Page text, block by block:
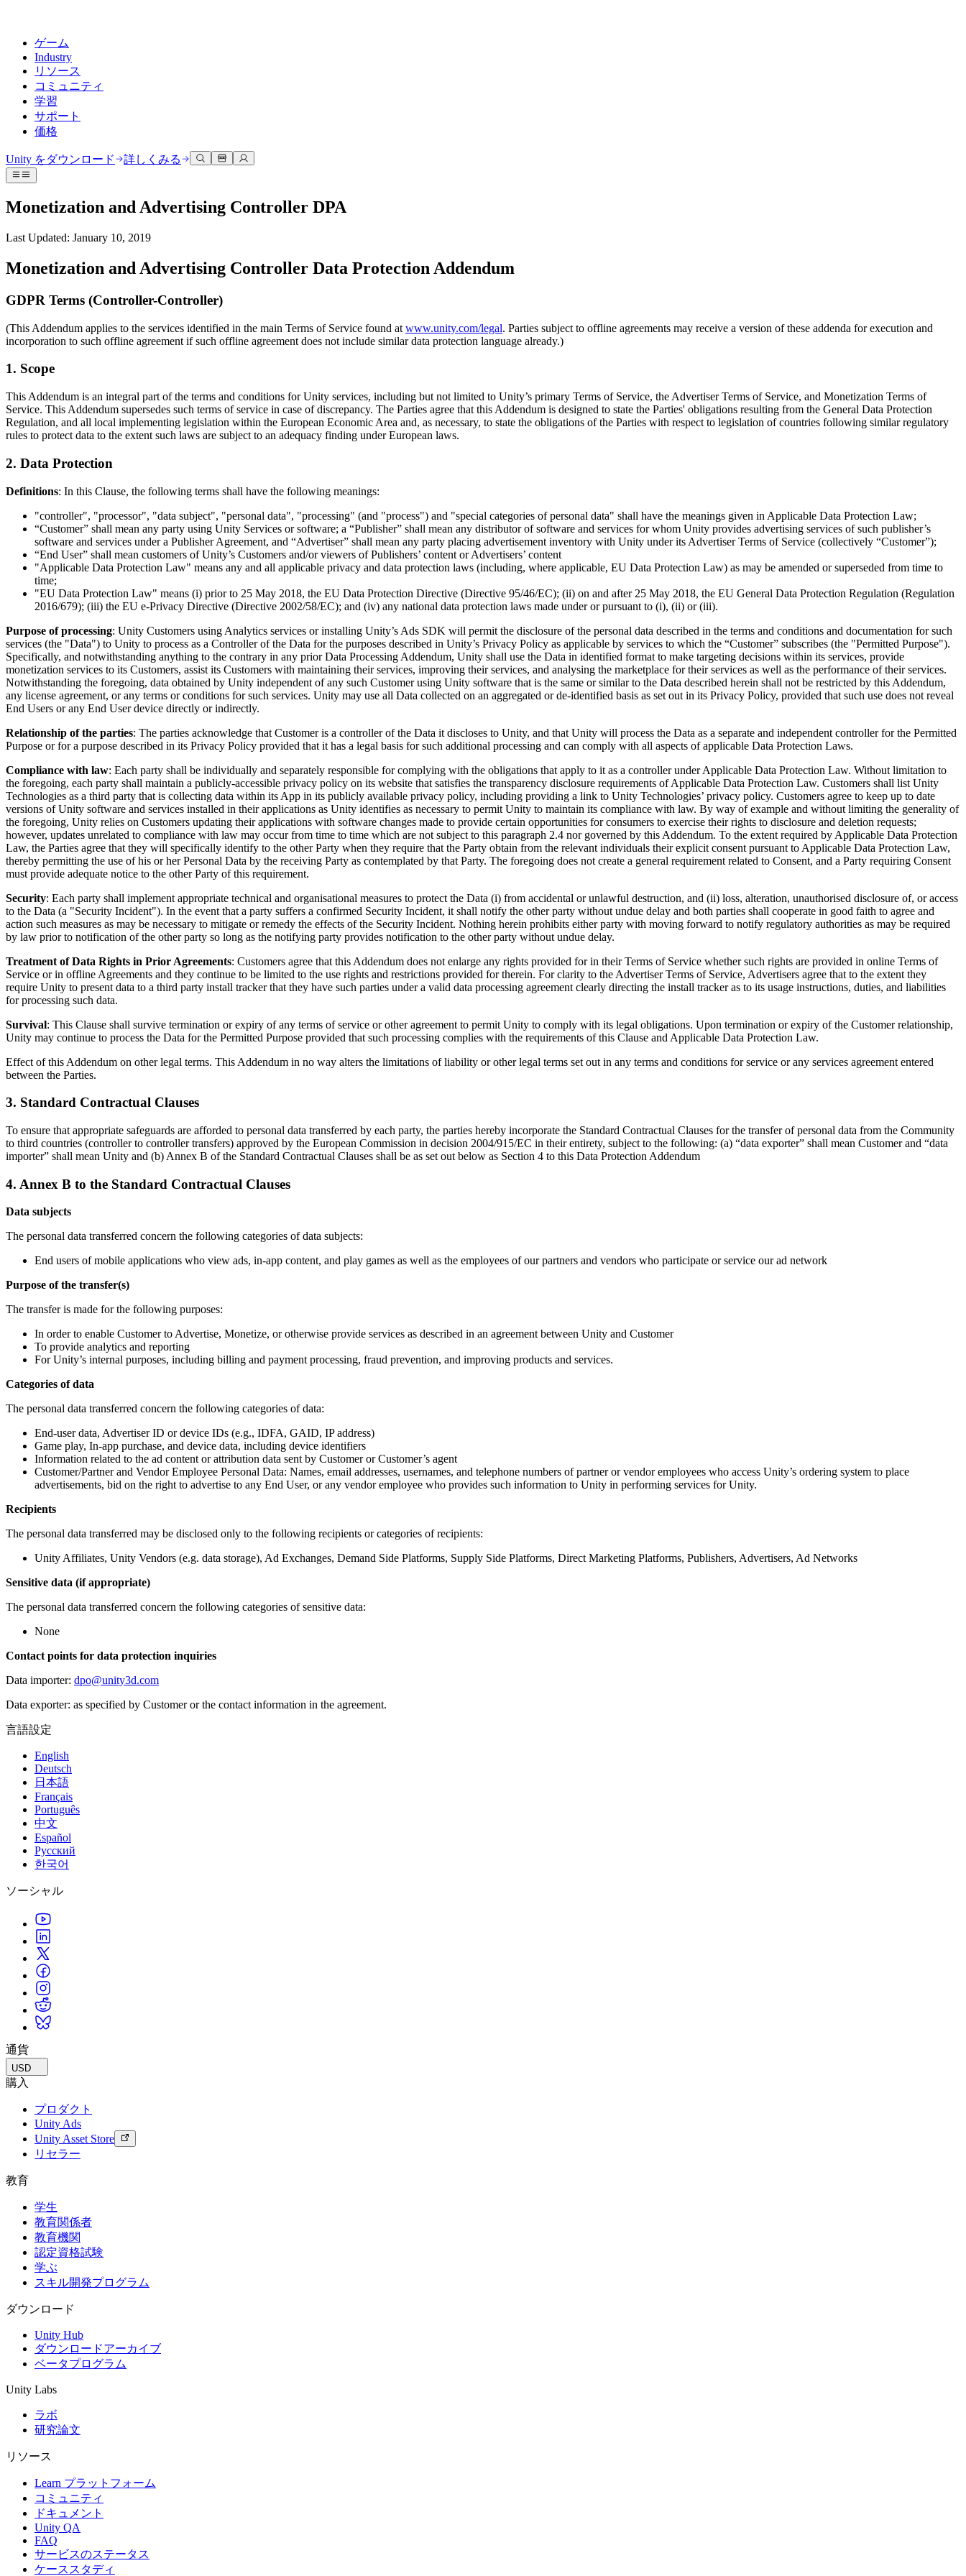
ゲーム
Industry
リソース
コミュニティ
学習
サポート
価格
Unityエンジン
任意のプラットフォーム向けに2Dおよび3Dゲームを構築
チームでの共同作業と迅速なイテレーション
Unity をダウンロード
プランと価格
デプロイ
マルチプラットフォーム
ローンチ後のインサイトとライブゲームオペレーション
成長
発見され、モバイルユーザーを獲得する
アプリ内課金
ストアとD2C全体でIAPを管理
収益化
プレイヤーを適切なゲームに接続する
Unity で宣伝
Unity で収益化
活用事例
Unity でモバイル向けヒット作を制作して成長させる
インディーゲーム
少人数のチームで大規模なゲームを開発する
XR ゲーム
XR ゲームを複数プラットフォーム向けにローンチする
マルチプレイヤーゲーム
マルチプレイヤーゲーム制作を簡素化
3Dコラボレーション
リアルタイムで3Dプロジェクトを構築およびレビューする
没入型環境でのトレーニング
顧客体験
インタラクティブな3D体験を作成する
業界
製造業
店内体験をオンライン体験に変換する
自動車
すべての業界を見る
ドキュメント
公式ユーザーマニュアルとAPIリファレンス
開発者ツール
今後の機能をレビューする
用語集
インサイト
ケーススタディ
実際の成功事例
専門家のヒントとコツ
デモ
デモ、サンプル、ビルディングブロック
すべてのリソース
新機能
ブログ
更新情報、情報、技術的ヒント
ニュース、ストーリー、プレスセンター
ディスカッション
議論、問題解決、つながる
イベント
コミュニティストーリー
Made with Unity
ライブストリーム
開発者、クリエイター、インサイダーに参加する
Unity Awards
世界中のUnityクリエイターを祝う
Unity Learn
Unityトレーナーでチームをレベルアップ
学習を開始しましょう
Unityエッセンシャルパスウェイ
実用的なヒントとベストプラクティス
教育
キャリアをスタートさせる
教育者向け
教育を大幅に強化
教育機関向けライセンス
Unityの力をあなたの機関に持ち込む
認定教材
Unityのマスタリーを証明する
ヘルプを得る
Unityで成功するためのサポート
専門的なサポートで目標を早く達成する
FAQ
私たちのチームに連絡する
Unity をダウンロード 詳しくみる
Monetization and Advertising Controller DPA
Last Updated: January 10, 2019
Monetization and Advertising Controller Data Protection Addendum
GDPR Terms (Controller-Controller)
(This Addendum applies to the services identified in the main Terms of Service found at www.unity.com/legal. Parties subject to offline agreements may receive a version of these addenda for execution and
incorporation to such offline agreement if such offline agreement does not include similar data protection language already.)
1. Scope
This Addendum is an integral part of the terms and conditions for Unity services, including but not limited to Unity’s primary Terms of Service, the Advertiser Terms of Service, and Monetization Terms of
Service. This Addendum supersedes such terms of service in case of discrepancy. The Parties agree that this Addendum is designed to state the Parties' obligations resulting from the General Data Protection
Regulation, and all local implementing legislation within the European Economic Area and, as necessary, to state the obligations of the Parties with respect to legislation of countries following similar regulatory
rules to protect data to the extent such laws are subject to an adequacy finding under European laws.
2. Data Protection
Definitions: In this Clause, the following terms shall have the following meanings:
"controller", "processor", "data subject", "personal data", "processing" (and "process") and "special categories of personal data" shall have the meanings given in Applicable Data Protection Law;
“Customer” shall mean any party using Unity Services or software; a “Publisher” shall mean any distributor of software and services for whom Unity provides advertising services of such publisher’s
software and services under a Publisher Agreement, and “Advertiser” shall mean any party placing advertisement inventory with Unity under its Advertiser Terms of Service (collectively “Customer”);
“End User” shall mean customers of Unity’s Customers and/or viewers of Publishers’ content or Advertisers’ content
"Applicable Data Protection Law" means any and all applicable privacy and data protection laws (including, where applicable, EU Data Protection Law) as may be amended or superseded from time to
time;
"EU Data Protection Law" means (i) prior to 25 May 2018, the EU Data Protection Directive (Directive 95/46/EC); (ii) on and after 25 May 2018, the EU General Data Protection Regulation (Regulation
2016/679); (iii) the EU e-Privacy Directive (Directive 2002/58/EC); and (iv) any national data protection laws made under or pursuant to (i), (ii) or (iii).
Purpose of processing: Unity Customers using Analytics services or installing Unity’s Ads SDK will permit the disclosure of the personal data described in the terms and conditions and documentation for such
services (the "Data") to Unity to process as a Controller of the Data for the purposes described in Unity’s Privacy Policy as applicable by services to which the “Customer” subscribes (the "Permitted Purpose").
Specifically, and notwithstanding anything to the contrary in any prior Data Processing Addendum, Unity shall use the Data in identified format to make targeting decisions within its services, provide
monetization services to its Customers, assist its Customers with maintaining their services, improving their services, and analysing the marketplace for their services as well as the performance of their services.
Notwithstanding the foregoing, data obtained by Unity independent of any such Customer using Unity software that is the same or similar to the Data described herein shall not be restricted by this Addendum,
any license agreement, or any terms or conditions for such services. Unity may use all Data collected on an aggregated or de-identified basis as set out in its Privacy Policy, provided that such use does not reveal
End Users or any End User device directly or indirectly.
Relationship of the parties: The parties acknowledge that Customer is a controller of the Data it discloses to Unity, and that Unity will process the Data as a separate and independent controller for the Permitted
Purpose or for a purpose described in its Privacy Policy provided that it has a legal basis for such additional processing and can comply with all aspects of applicable Data Protection Laws.
Compliance with law: Each party shall be individually and separately responsible for complying with the obligations that apply to it as a controller under Applicable Data Protection Law. Without limitation to
the foregoing, each party shall maintain a publicly-accessible privacy policy on its website that satisfies the transparency disclosure requirements of Applicable Data Protection Law. Customers shall list Unity
Technologies as a third party that is collecting data within its App in its publicly available privacy policy, including providing a link to Unity Technologies’ privacy policy. Customers agree to keep up to date
versions of Unity software and services installed in their applications as Unity identifies as necessary to permit Unity to maintain its compliance with law. By way of example and without limiting the generality of
the foregoing, Unity relies on Customers updating their applications with software changes made to provide certain opportunities for consumers to exercise their rights to disclosure and deletion requests;
however, updates unrelated to compliance with law may occur from time to time which are not subject to this paragraph 2.4 nor governed by this Addendum. To the extent required by Applicable Data Protection
Law, the Parties agree that they will specifically identify to the other Party when they require that the Party obtain from the relevant individuals their explicit consent pursuant to Applicable Data Protection Law,
thereby permitting the use of his or her Personal Data by the receiving Party as contemplated by that Party. The foregoing does not create a general requirement related to Consent, and a Party requiring Consent
must provide adequate notice to the other Party of this requirement.
Security: Each party shall implement appropriate technical and organisational measures to protect the Data (i) from accidental or unlawful destruction, and (ii) loss, alteration, unauthorised disclosure of, or access
to the Data (a "Security Incident"). In the event that a party suffers a confirmed Security Incident, it shall notify the other party without undue delay and both parties shall cooperate in good faith to agree and
action such measures as may be necessary to mitigate or remedy the effects of the Security Incident. Nothing herein prohibits either party with moving forward to notify regulatory authorities as may be required
by law prior to notification of the other party so long as the notifying party provides notification to the other party without undue delay.
Treatment of Data Rights in Prior Agreements: Customers agree that this Addendum does not enlarge any rights provided for in their Terms of Service whether such rights are provided in online Terms of
Service or in offline Agreements and they continue to be limited to the use rights and restrictions provided for therein. For clarity to the Advertiser Terms of Service, Advertisers agree that to the extent they
require Unity to present data to a third party install tracker that they have such parties under a valid data processing agreement clearly directing the install tracker as to its usage instructions, duties, and liabilities
for processing such data.
Survival: This Clause shall survive termination or expiry of any terms of service or other agreement to permit Unity to comply with its legal obligations. Upon termination or expiry of the Customer relationship,
Unity may continue to process the Data for the Permitted Purpose provided that such processing complies with the requirements of this Clause and Applicable Data Protection Law.
Effect of this Addendum on other legal terms. This Addendum in no way alters the limitations of liability or other legal terms set out in any terms and conditions for service or any services agreement entered
between the Parties.
3. Standard Contractual Clauses
To ensure that appropriate safeguards are afforded to personal data transferred by each party, the parties hereby incorporate the Standard Contractual Clauses for the transfer of personal data from the Community
to third countries (controller to controller transfers) approved by the European Commission in decision 2004/915/EC in their entirety, subject to the following: (a) “data exporter” shall mean Customer and “data
importer” shall mean Unity and (b) Annex B of the Standard Contractual Clauses shall be as set out below as Section 4 to this Data Protection Addendum
4. Annex B to the Standard Contractual Clauses
Data subjects
The personal data transferred concern the following categories of data subjects:
End users of mobile applications who view ads, in-app content, and play games as well as the employees of our partners and vendors who participate or service our ad network
Purpose of the transfer(s)
The transfer is made for the following purposes:
In order to enable Customer to Advertise, Monetize, or otherwise provide services as described in an agreement between Unity and Customer
To provide analytics and reporting
For Unity’s internal purposes, including billing and payment processing, fraud prevention, and improving products and services.
Categories of data
The personal data transferred concern the following categories of data:
End-user data, Advertiser ID or device IDs (e.g., IDFA, GAID, IP address)
Game play, In-app purchase, and device data, including device identifiers
Information related to the ad content or attribution data sent by Customer or Customer’s agent
Customer/Partner and Vendor Employee Personal Data: Names, email addresses, usernames, and telephone numbers of partner or vendor employees who access Unity’s ordering system to place
advertisements, bid on the right to advertise to any End User, or any vendor employee who provides such information to Unity in performing services for Unity.
Recipients
The personal data transferred may be disclosed only to the following recipients or categories of recipients:
Unity Affiliates, Unity Vendors (e.g. data storage), Ad Exchanges, Demand Side Platforms, Supply Side Platforms, Direct Marketing Platforms, Publishers, Advertisers, Ad Networks
Sensitive data (if appropriate)
The personal data transferred concern the following categories of sensitive data:
None
Contact points for data protection inquiries
Data importer: dpo@unity3d.com
Data exporter: as specified by Customer or the contact information in the agreement.
言語設定
English
Deutsch
日本語
Français
Português
中文
Español
Русский
한국어
ソーシャル
通貨
USD
購入
プロダクト
Unity Ads
Unity Asset Store
リセラー
教育
学生
教育関係者
教育機関
認定資格試験
学ぶ
スキル開発プログラム
ダウンロード
Unity Hub
ダウンロードアーカイブ
ベータプログラム
Unity Labs
ラボ
研究論文
リソース
Learn プラットフォーム
コミュニティ
ドキュメント
Unity QA
FAQ
サービスのステータス
ケーススタディ